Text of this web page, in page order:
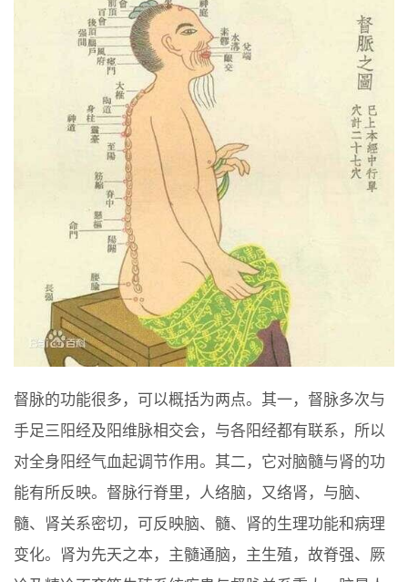
督脉的功能很多，可以概括为两点。其一，督脉多次与
手足三阳经及阳维脉相交会，与各阳经都有联系，所以
对全身阳经气血起调节作用。其二，它对脑髓与肾的功
能有所反映。督脉行脊里，人络脑，又络肾，与脑、
髓、肾关系密切，可反映脑、髓、肾的生理功能和病理
变化。肾为先天之本，主髓通脑，主生殖，故脊强、厥